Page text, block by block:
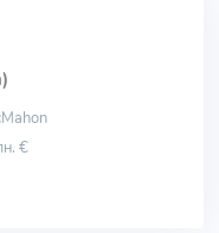
€